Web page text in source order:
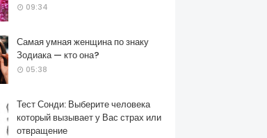
09:34
Самая умная женщина по знаку
Зодиака — кто она?
05:38
Тест Сонди: Выберите человека
который вызывает у Вас страх или
отвращение